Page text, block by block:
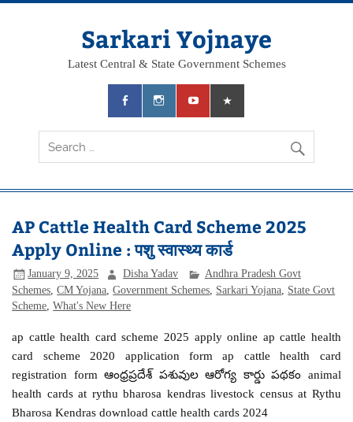
Skip
Sarkari Yojnaye
Latest Central & State Government Schemes
AP Cattle Health Card Scheme 2025
Apply Online : पशु स्वास्थ्य कार्ड
January 9, 2025 Disha Yadav
Andhra Pradesh Govt
Schemes ,CM Yojana ,Government Schemes Sarkari Yojana State Govt
Scheme ,What's New Here
ap cattle health card scheme 2025 apply online ap cattle health
card scheme 2020 application form ap cattle health card
registration form ఆంధ్రప్రదేశ్ పశువుల ఆరోగ్య కార్డు పథకం animal
health cards at rythu bharosa kendras livestock census at Rythu
Bharosa Kendras download cattle health cards 2024